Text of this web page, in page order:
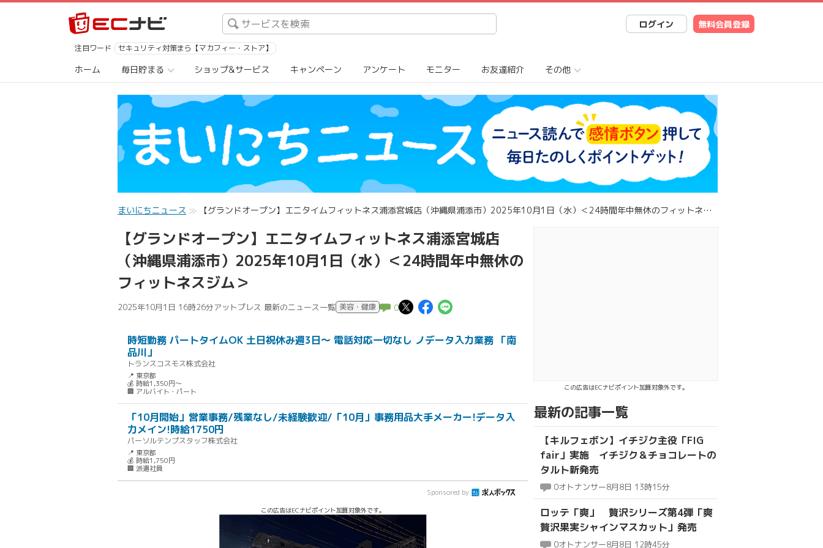
ログイン 無料会員登録
注目ワード セキュリティ対策まら【マカフィー・ストア】
ホーム 毎日貯まる ショップ&サービス キャンペーン アンケート モニター お友達紹介 その他
まいにちニュース 【グランドオープン】エニタイムフィットネス浦添宮城店（沖縄県浦添市）2025年10月1日（水）＜24時間年中無休のフィットネスジム＞
【グランドオープン】エニタイムフィットネス浦添宮城店
（沖縄県浦添市）2025年10月1日（水）＜24時間年中無休の
フィットネスジム＞
2025年10月1日 16時26分アットプレス 最新のニュース一覧 美容・健康 0 この記事についてポスト
この記事についてFacebookでシェア
時短勤務 パートタイムOK 土日祝休み週3日～ 電話対応一切なし ノデータ入力業務 「南
品川」
トランスコスモス株式会社
📍 東京都
💰 時給1,350円～
🏢 アルバイト・パート
「10月開始」営業事務/残業なし/未経験歓迎/「10月」事務用品大手メーカー!データ入
力メイン!時給1750円
パーソルテンプスタッフ株式会社
📍 東京都
💰 時給1,750円
🏢 派遣社員
Sponsored by
この広告はECナビポイント加算対象外です。
この広告はECナビポイント加算対象外です。
最新の記事一覧
【キルフェボン】イチジク主役「FIG
fair」実施 イチジク＆チョコレートの
タルト新発売
0オトナンサー8月8日 13時15分
ロッテ「爽」 贅沢シリーズ第4弾「爽
贅沢果実シャインマスカット」発売
0オトナンサー8月8日 12時45分